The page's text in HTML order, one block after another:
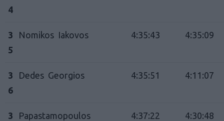
4
3
5
Nomikos Iakovos 4:35:43 4:35:09
3
6
Dedes Georgios 4:35:51 4:11:07
3
Papastamopoulos
4:37:22 4:30:48